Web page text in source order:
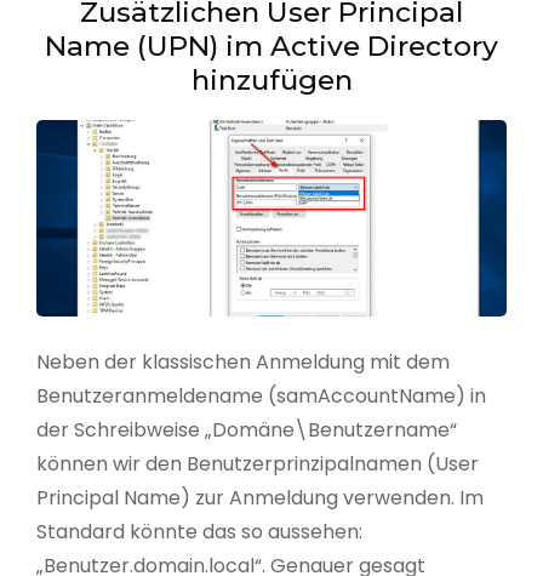
Zusätzlichen User Principal
Name (UPN) im Active Directory
hinzufügen
Neben der klassischen Anmeldung mit dem
Benutzeranmeldename (samAccountName) in
der Schreibweise „Domäne\Benutzername“
können wir den Benutzerprinzipalnamen (User
Principal Name) zur Anmeldung verwenden. Im
Standard könnte das so aussehen:
„Benutzer.domain.local“. Genauer gesagt